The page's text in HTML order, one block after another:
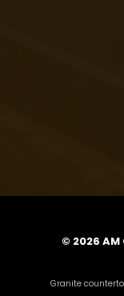
© 2026 AM
Granite